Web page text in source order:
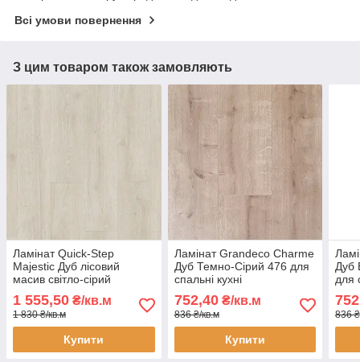
Всі умови повернення
З цим товаром також замовляють
Ламінат Quick-Step
Majestic Дуб лісовий
масив світло-сірий
мм водостійкий широка
дошка з мікрофаскою
1 555,50 ₴/кв.м
1 830 ₴/кв.м
Купити
Ламінат Grandeco Charme
Дуб Темно-Сірий 476 для
спальні кухні
8мм з фаскою
752,40₴/кв.м
836 ₴/кв.м
Купити
Дуб
для
8мм
836